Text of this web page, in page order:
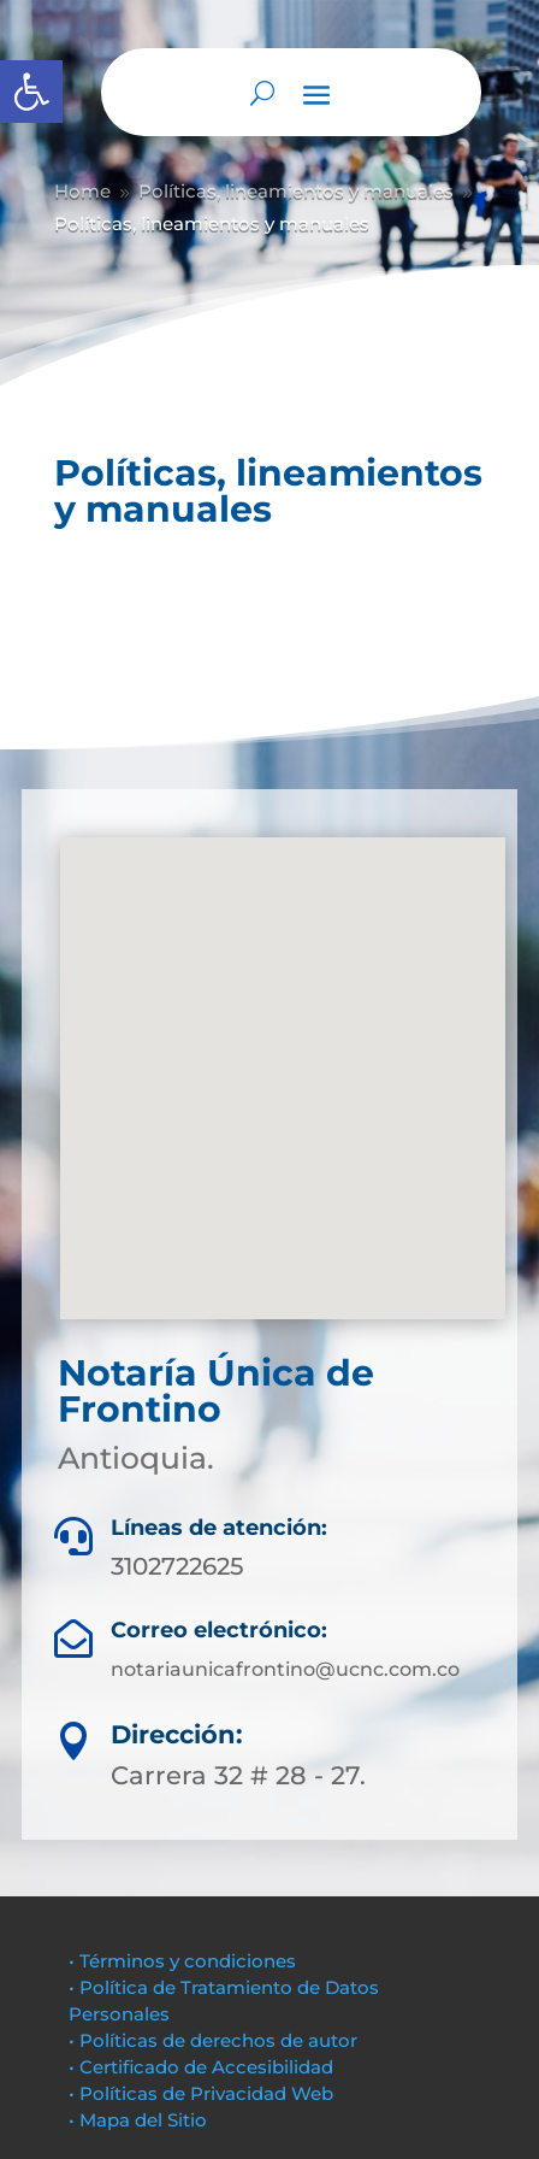
Abrir barra de herramientas
Home 9 Políticas, lineamientos y manuales 9
Políticas, lineamientos y manuales
Políticas, lineamientos
y manuales
Notaría Única de
Frontino
Antioquia.
 Líneas de atención:
3102722625
 Correo electrónico:
notariaunicafrontino@ucnc.com.co

Dirección:
Carrera 32 # 28 - 27.
• Términos y condiciones
• Política de Tratamiento de Datos
Personales
• Políticas de derechos de autor
• Certificado de Accesibilidad
• Políticas de Privacidad Web
• Mapa del Sitio